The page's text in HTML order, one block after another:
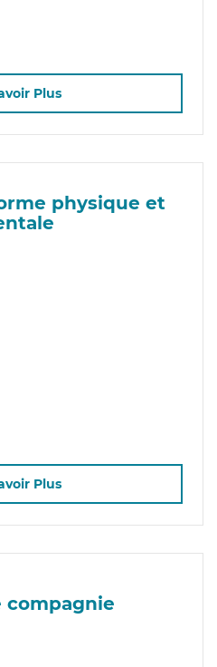
Plus
physique et
Plus
compagnie